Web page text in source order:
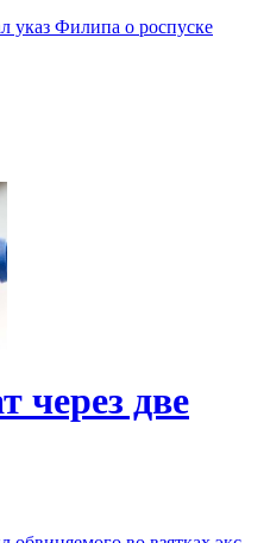
указ Филипа о роспуске
через две